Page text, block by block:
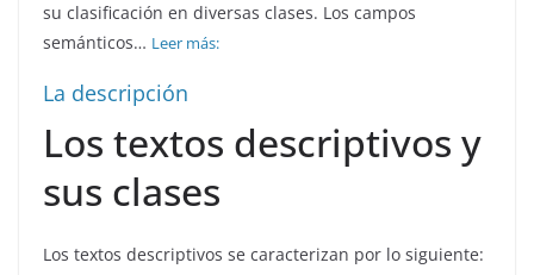
su clasificación en diversas clases. Los campos
semánticos… Leer más:
La descripción
Los textos descriptivos y
sus clases
Los textos descriptivos se caracterizan por lo siguiente: